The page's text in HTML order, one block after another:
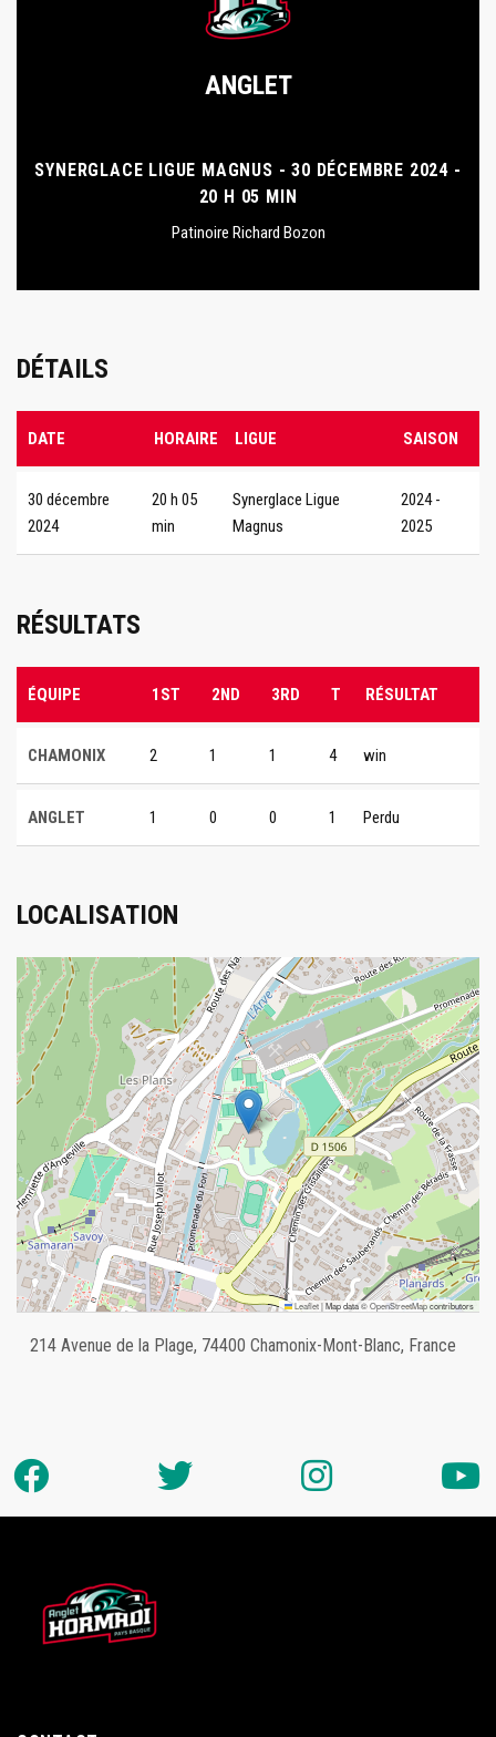
ANGLET
SYNERGLACE LIGUE MAGNUS - 30 DÉCEMBRE 2024 -
20 H 05 MIN
Patinoire Richard Bozon
DÉTAILS
DATE HORAIRE LIGUE SAISON
30 décembre
2024
20 h 05
min
Synerglace Ligue
Magnus
2024 -
2025
RÉSULTATS
ÉQUIPE 1ST 2ND 3RD T RÉSULTAT
CHAMONIX 2 1 1 4 win
ANGLET 1 0 0 1 Perdu
LOCALISATION
Leaflet|Map data ©OpenStreetMapcontributors
214 Avenue de la Plage, 74400 Chamonix-Mont-Blanc, France